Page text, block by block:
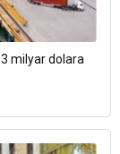
milyar dolara